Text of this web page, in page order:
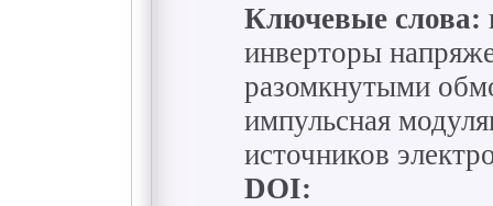
Ключевые слова:
инверторы
разомкнутыми
импульсная
источников
DOI: